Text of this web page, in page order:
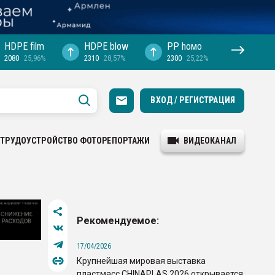
HDPE film
2080 25,96%
HDPE blow
2310 28,57%
PP hомо
2300 25,22%
ВХОД / РЕГИСТРАЦИЯ
ТРУДОУСТРОЙСТВО ФОТОРЕПОРТАЖИ ВИДЕОКАНАЛ
Рекомендуемое:
17/04/2026
Крупнейшая мировая выставка